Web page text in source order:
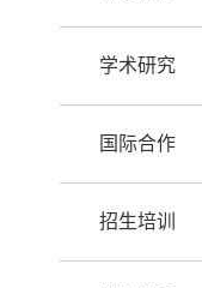
学术研究
国际合作
招生培训